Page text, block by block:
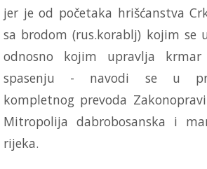
jer je od početaka hrišćanstva
sa brodom (rus.korablj) kojim se
odnosno kojim upravlja
spasenju - navodi se u
kompletnog prevoda
Mitropolija dabrobosanska i
rijeka.